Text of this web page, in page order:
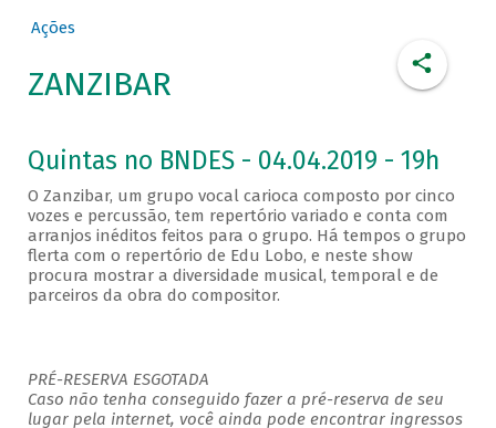
Ações
ZANZIBAR
Quintas no BNDES - 04.04.2019 - 19h
O Zanzibar, um grupo vocal carioca composto por cinco
vozes e percussão, tem repertório variado e conta com
arranjos inéditos feitos para o grupo. Há tempos o grupo
flerta com o repertório de Edu Lobo, e neste show
procura mostrar a diversidade musical, temporal e de
parceiros da obra do compositor.
PRÉ-RESERVA ESGOTADA
Caso não tenha conseguido fazer a pré-reserva de seu
lugar pela internet, você ainda pode encontrar ingressos